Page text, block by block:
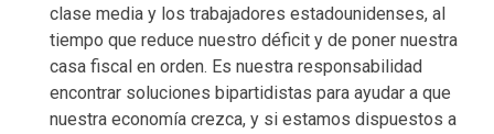
clase media y los trabajadores estadounidenses, al
tiempo que reduce nuestro déficit y de poner nuestra
casa fiscal en orden. Es nuestra responsabilidad
encontrar soluciones bipartidistas para ayudar a que
nuestra economía crezca, y si estamos dispuestos a